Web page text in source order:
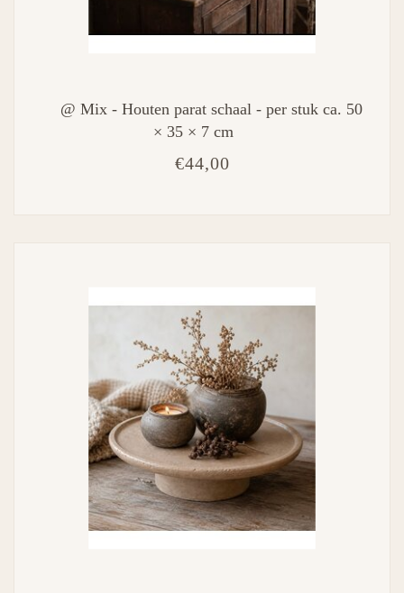
@ Mix - Houten parat schaal - per stuk ca. 50
× 35 × 7 cm
€44,00